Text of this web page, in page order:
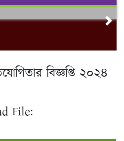
বিজ্ঞপ্তি ২০২৪
File: